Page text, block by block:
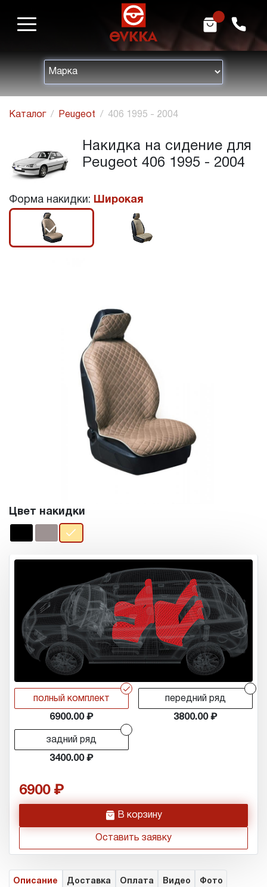
h m
Каталог Peugeot 406 1995 - 2004
Накидка на сидение для
Peugeot 406 1995 - 2004
Форма накидки: Широкая
r
Цвет накидки
r
полный комплект
6900.00
передний ряд
3800.00
задний ряд
3400.00
6900
h В корзину
Оставить заявку
Описание Доставка Оплата Видео Фото